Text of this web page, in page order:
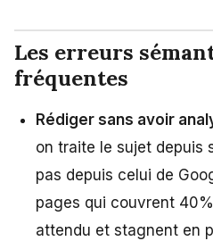
Les erreurs
fréquentes
Rédiger sans avoir
on traite le sujet depuis
pas depuis celui de
pages qui couvrent
attendu et stagnent en